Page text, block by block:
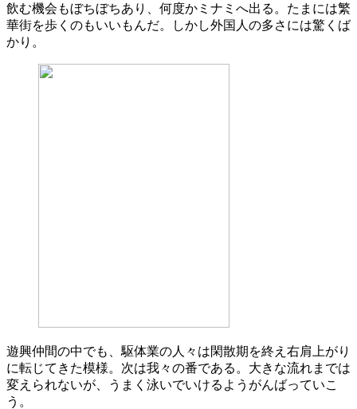
飲む機会もぼちぼちあり、何度かミナミへ出る。たまには繁
華街を歩くのもいいもんだ。しかし外国人の多さには驚くば
かり。
遊興仲間の中でも、駆体業の人々は閑散期を終え右肩上がり
に転じてきた模様。次は我々の番である。大きな流れまでは
変えられないが、うまく泳いでいけるようがんばっていこ
う。